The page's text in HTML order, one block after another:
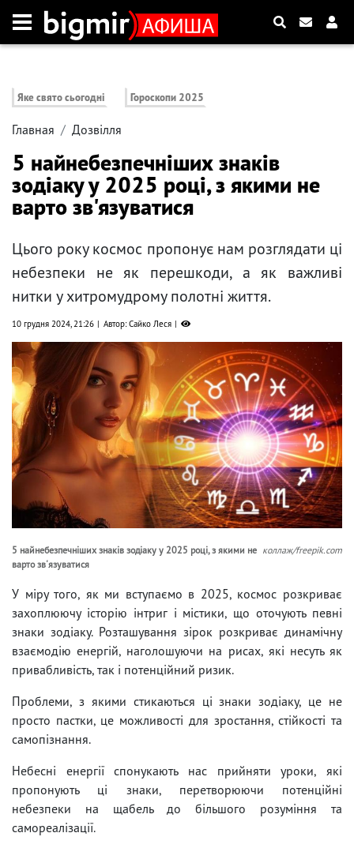
Яке свято сьогодні Гороскопи 2025
Главная Дозвілля
5 найнебезпечніших знаків
зодіаку у 2025 році, з якими не
варто зв'язуватися
Цього року космос пропонує нам розглядати ці
небезпеки не як перешкоди, а як важливі
нитки у хитромудрому полотні життя.
10 грудня 2024, 21:26 Автор: Сайко Леся
5 найнебезпечніших знаків зодіаку у 2025 році, з якими не
варто зв'язуватися
коллаж/freepik.com
У міру того, як ми вступаємо в 2025, космос розкриває
захоплюючу історію інтриг і містики, що оточують певні
знаки зодіаку. Розташування зірок розкриває динамічну
взаємодію енергій, наголошуючи на рисах, які несуть як
привабливість, так і потенційний ризик.
Проблеми, з якими стикаються ці знаки зодіаку, це не
просто пастки, це можливості для зростання, стійкості та
самопізнання.
Небесні енергії спонукають нас прийняти уроки, які
пропонують ці знаки, перетворюючи потенційні
небезпеки на щабель до більшого розуміння та
самореалізації.